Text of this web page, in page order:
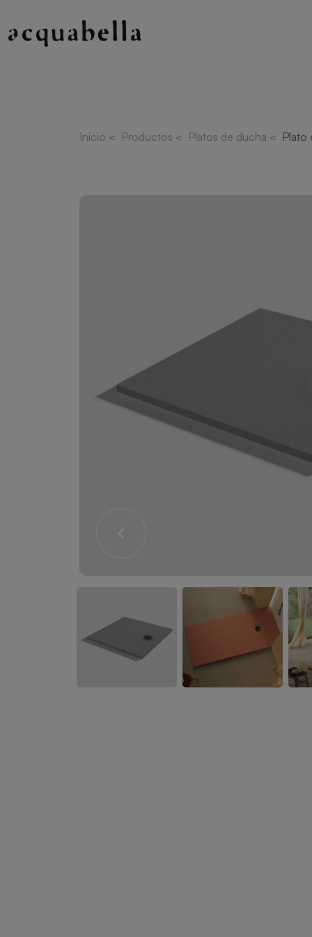
Inicio < Productos < Platos de ducha < Plato